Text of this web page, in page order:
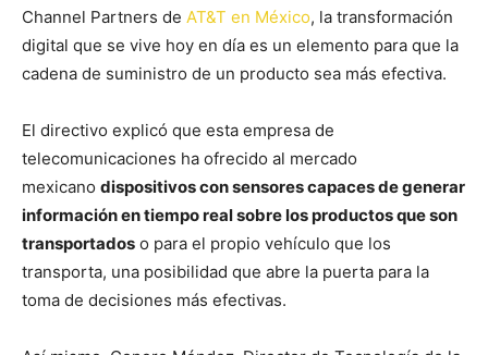
Channel Partners de AT&T en México, la transformación
digital que se vive hoy en día es un elemento para que la
cadena de suministro de un producto sea más efectiva.
El directivo explicó que esta empresa de
telecomunicaciones ha ofrecido al mercado
mexicano dispositivos con sensores capaces de generar
información en tiempo real sobre los productos que son
transportados o para el propio vehículo que los
transporta, una posibilidad que abre la puerta para la
toma de decisiones más efectivas.